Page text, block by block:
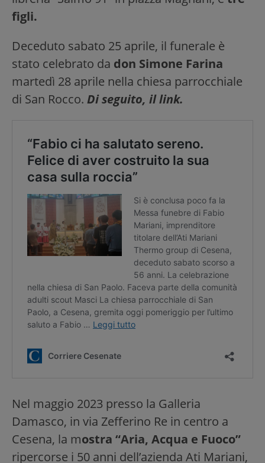
figli.
Deceduto sabato 25 aprile, il funerale è
stato celebrato da don Simone Farina
martedì 28 aprile nella chiesa parrocchiale
di San Rocco. Di seguito, il link.
Nel maggio 2023 presso la Galleria
Damasco, in via Zefferino Re in centro a
Cesena, la mostra “Aria, Acqua e Fuoco”
ripercorse i 50 anni dell’azienda Ati Mariani,